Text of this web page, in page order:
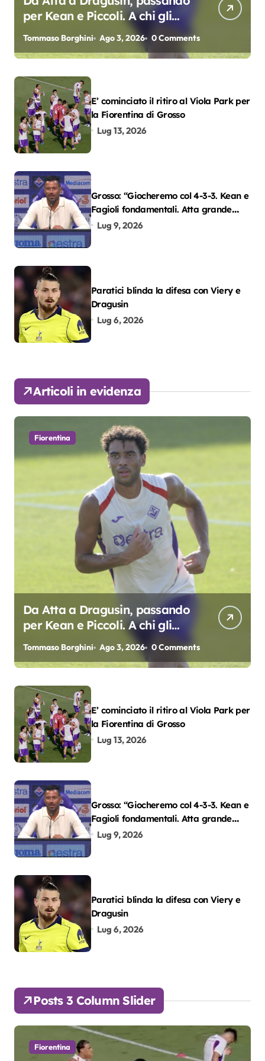
per Kean e Piccoli. A chi gli
oscar del precampionato?
Tommaso Borghini Ago 3, 2026 0 Comments
E’ cominciato il ritiro al Viola Park per
la Fiorentina di Grosso
Lug 13, 2026
Grosso: “Giocheremo col 4-3-3. Kean e
Fagioli fondamentali. Atta grande
colpo”
Lug 9, 2026
Paratici blinda la difesa con Viery e
Dragusin
Lug 6, 2026
Articoli in evidenza
Fiorentina
Da Atta a Dragusin, passando
per Kean e Piccoli. A chi gli
oscar del precampionato?
Tommaso Borghini Ago 3, 2026 0 Comments
E’ cominciato il ritiro al Viola Park per
la Fiorentina di Grosso
Lug 13, 2026
Grosso: “Giocheremo col 4-3-3. Kean e
Fagioli fondamentali. Atta grande
colpo”
Lug 9, 2026
Paratici blinda la difesa con Viery e
Dragusin
Lug 6, 2026
Posts 3 Column Slider
Fiorentina